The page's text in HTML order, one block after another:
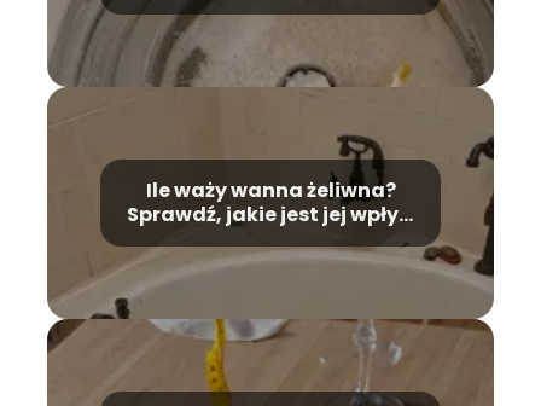
Ile waży wanna żeliwna?
Sprawdź, jakie jest jej wpływ